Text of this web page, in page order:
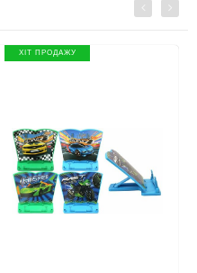
Previous
ХІТ ПРОДАЖУ
Next